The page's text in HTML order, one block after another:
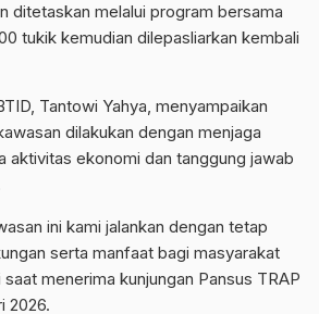
ditetaskan melalui program bersama
tukik kemudian dilepasliarkan kembali
Tantowi Yahya, menyampaikan
dilakukan dengan menjaga
aktivitas ekonomi dan tanggung jawab
ini kami jalankan dengan tetap
serta manfaat bagi masyarakat
menerima kunjungan Pansus TRAP
2026.